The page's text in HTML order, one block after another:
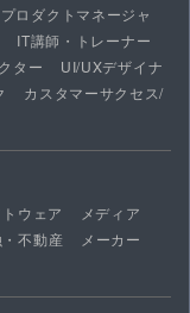
プロダクトマネージャ
IT講師・トレーナー
ター
UI/UXデザイナ
カスタマーサクセス/
ウェア
メディア
不動産
メーカー